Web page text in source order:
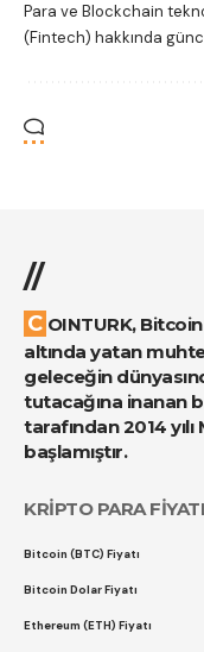
Para ve Blockchain
(Fintech) hakkında
//
COINTURK, Bitcoin ve diğer tüm kripto paraların
altında yatan
geleceğin
tutacağına inanan
tarafından 2014 yılı
başlamıştır.
KRİPTO PARA
Bitcoin (BTC) Fiyatı
Bitcoin Dolar Fiyatı
Ethereum (ETH) Fiyatı